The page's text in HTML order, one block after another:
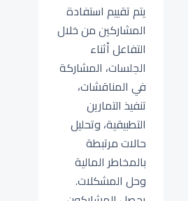
يتم تقييم استفادة
المشاركين من خلال
التفاعل أثناء
الجلسات، المشاركة
في المناقشات،
تنفيذ التمارين
التطبيقية، وتحليل
حالات مرتبطة
بالمخاطر المالية
وحل المشكلات.